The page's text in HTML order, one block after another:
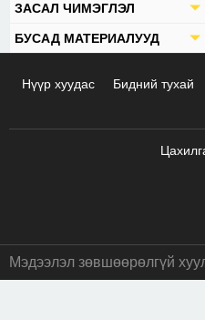
ЗАСАЛ ЧИМЭГЛЭЛ
БУСАД МАТЕРИАЛУУД
Нүүр хуудас Бидний тухай
Мэдээлэл зөвшөөрөлгүй